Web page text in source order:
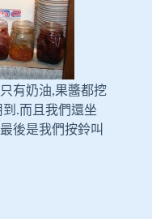
有奶油,果醬都挖
.而且我們還坐
後是我們按鈴叫